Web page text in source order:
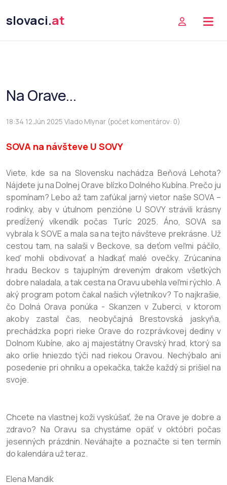
slovaci.at
Na Orave...
18:34 12.Jún 2025 Vlado Mlynar (počet komentárov: 0)
SOVA na návšteve U SOVY
Viete, kde sa na Slovensku nachádza Beňová Lehota?
Nájdete ju na Dolnej Orave blízko Dolného Kubína. Prečo ju
spomínam? Lebo až tam zafúkal jarný vietor naše SOVA –
rodinky, aby v útulnom penzióne U SOVY strávili krásny
predĺžený víkendík počas Turíc 2025. Áno, SOVA sa
vybrala k SOVE a mala sa na tejto návšteve prekrásne. Už
cestou tam, na salaši v Beckove, sa deťom veľmi páčilo,
keď mohli obdivovať a hladkať malé ovečky. Zrúcanina
hradu Beckov s tajuplným dreveným drakom všetkých
dobre naladala, a tak cesta na Oravu ubehla veľmi rýchlo. A
aký program potom čakal našich výletníkov? To najkrašie,
čo Dolná Orava ponúka - Skanzen v Zuberci, v ktorom
akoby zastal čas, neobyčajná Brestovská jaskyňa,
prechádzka popri rieke Orave do rozprávkovej dediny v
Dolnom Kubíne, ako aj majestátny Oravský hrad, ktorý sa
ako orlie hniezdo týči nad riekou Oravou. Nechýbalo ani
posedenie pri ohníku a opekačka, takže každý si prišiel na
svoje.
Chcete na vlastnej koži vyskúšať, že na Orave je dobre a
zdravo? Na Oravu sa chystáme opäť v októbri počas
jesenných prázdnin. Neváhajte a poznačte si ten termín
do kalendára už teraz.
Elena Mandik